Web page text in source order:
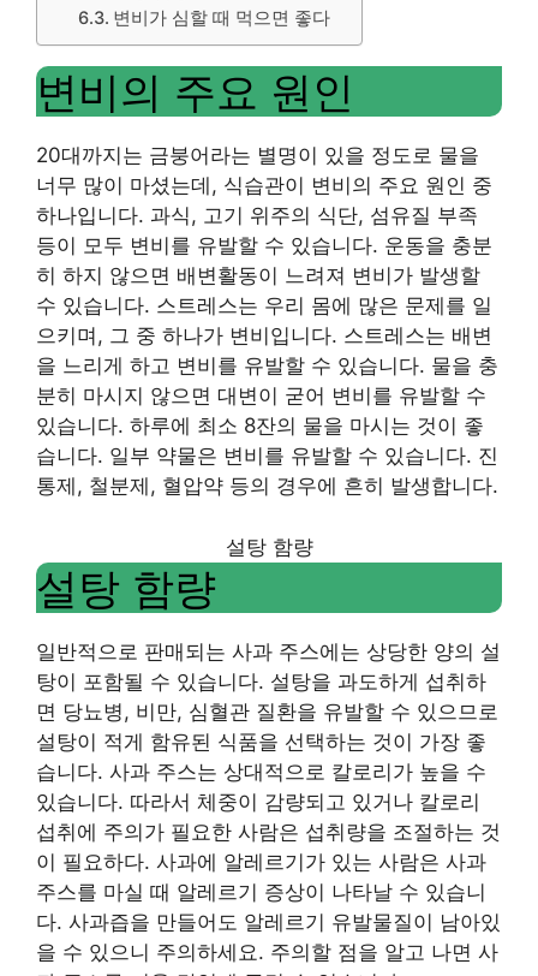
변비가 심할 때 먹으면 좋다
변비의 주요 원인
20대까지는 금붕어라는 별명이 있을 정도로 물을
너무 많이 마셨는데, 식습관이 변비의 주요 원인 중
하나입니다. 과식, 고기 위주의 식단, 섬유질 부족
등이 모두 변비를 유발할 수 있습니다. 운동을 충분
히 하지 않으면 배변활동이 느려져 변비가 발생할
수 있습니다. 스트레스는 우리 몸에 많은 문제를 일
으키며, 그 중 하나가 변비입니다. 스트레스는 배변
을 느리게 하고 변비를 유발할 수 있습니다. 물을 충
분히 마시지 않으면 대변이 굳어 변비를 유발할 수
있습니다. 하루에 최소 8잔의 물을 마시는 것이 좋
습니다. 일부 약물은 변비를 유발할 수 있습니다. 진
통제, 철분제, 혈압약 등의 경우에 흔히 발생합니다.
설탕 함량
설탕 함량
일반적으로 판매되는 사과 주스에는 상당한 양의 설
탕이 포함될 수 있습니다. 설탕을 과도하게 섭취하
면 당뇨병, 비만, 심혈관 질환을 유발할 수 있으므로
설탕이 적게 함유된 식품을 선택하는 것이 가장 좋
습니다. 사과 주스는 상대적으로 칼로리가 높을 수
있습니다. 따라서 체중이 감량되고 있거나 칼로리
섭취에 주의가 필요한 사람은 섭취량을 조절하는 것
이 필요하다. 사과에 알레르기가 있는 사람은 사과
주스를 마실 때 알레르기 증상이 나타날 수 있습니
다. 사과즙을 만들어도 알레르기 유발물질이 남아있
을 수 있으니 주의하세요. 주의할 점을 알고 나면 사